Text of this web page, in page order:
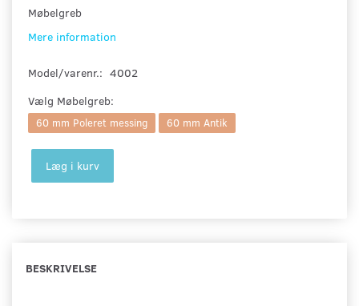
Møbelgreb
Mere information
Model/varenr.: 4002
Vælg Møbelgreb:
60 mm Poleret messing 60 mm Antik
Læg i kurv
BESKRIVELSE